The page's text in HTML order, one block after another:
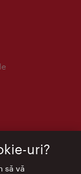
uri?
să vă